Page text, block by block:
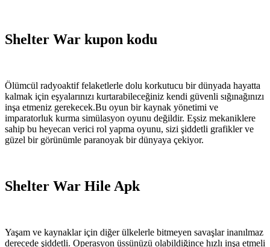
Shelter War kupon kodu
Ölümcül radyoaktif felaketlerle dolu korkutucu bir dünyada hayatta
kalmak için eşyalarınızı kurtarabileceğiniz kendi güvenli sığınağınızı
inşa etmeniz gerekecek.Bu oyun bir kaynak yönetimi ve
imparatorluk kurma simülasyon oyunu değildir. Eşsiz mekaniklere
sahip bu heyecan verici rol yapma oyunu, sizi şiddetli grafikler ve
güzel bir görünümle paranoyak bir dünyaya çekiyor.
Shelter War Hile Apk
Yaşam ve kaynaklar için diğer ülkelerle bitmeyen savaşlar inanılmaz
derecede şiddetli. Operasyon üssünüzü olabildiğince hızlı inşa etmeli